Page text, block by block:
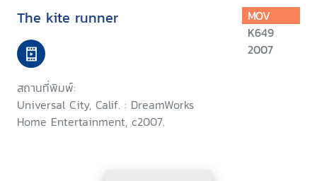
The kite runner
สถานที่พิมพ์:
Universal City, Calif. : DreamWorks
Home Entertainment, c2007.
MOV
K649
2007